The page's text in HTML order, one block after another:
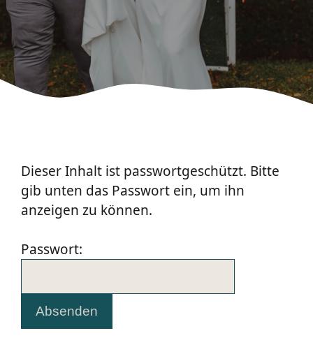
Dieser Inhalt ist passwortgeschützt. Bitte
gib unten das Passwort ein, um ihn
anzeigen zu können.
Passwort: